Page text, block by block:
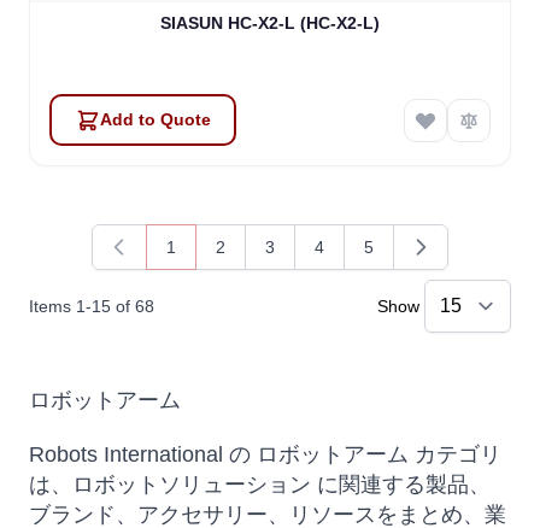
SIASUN HC-X2-L (HC-X2-L)
Add to Quote
Items 1-15 of 68
You're currently reading page
1
Page
2
Page
3
Page
4
Page
5
Show
ロボットアーム
Robots International の ロボットアーム カテゴリ
は、ロボットソリューション に関連する製品、
ブランド、アクセサリー、リソースをまとめ、業